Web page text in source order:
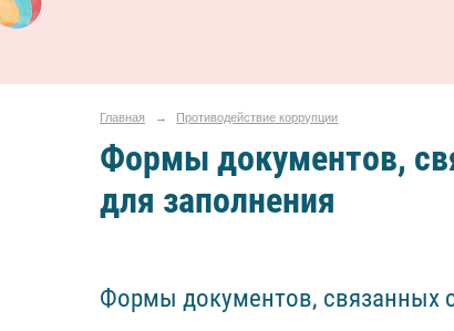
Главная → Противодействие коррупции
Формы документов,
для заполнения
Формы документов, связанных